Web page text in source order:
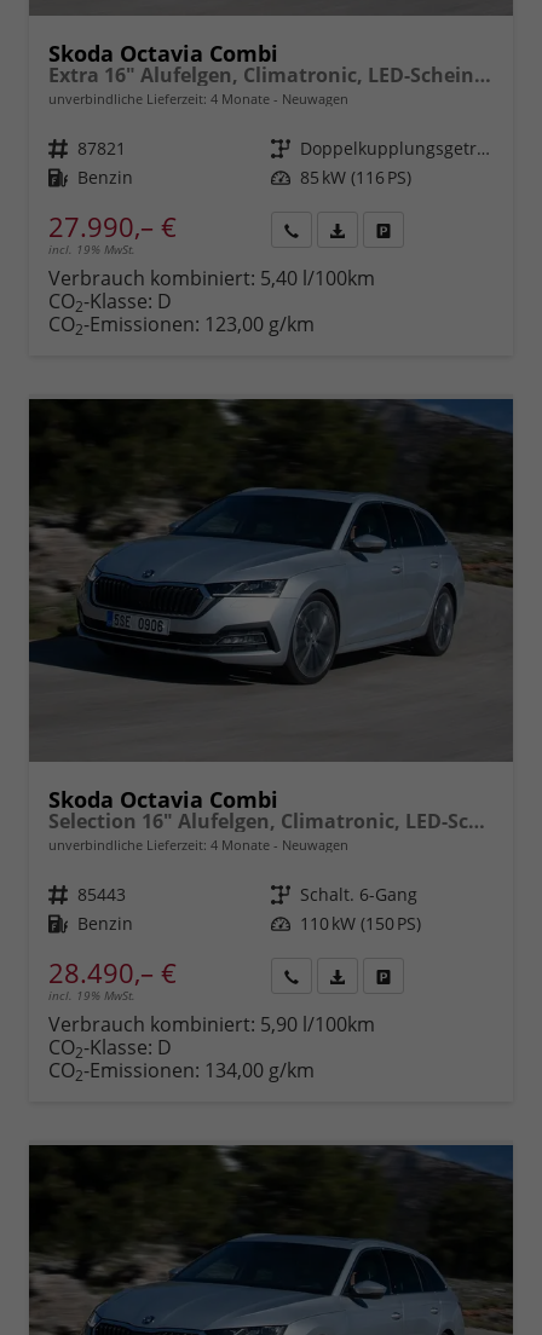
Skoda Octavia Combi
Extra 16" Alufelgen, Climatronic, LED-Scheinwerfer, Parksensoren hinten, Radio 10" + Wireless Smartlink, Tempomat, Multifunktions-Lederlenkrad, Dachreling uvm.
unverbindliche Lieferzeit: 4 Monate Neuwagen
Fahrzeugnr. 87821 Getriebe
Doppelkupplungsgetriebe (DSG)
Kraftstoff Benzin Leistung 85 kW (116 PS)
27.990,– €
incl. 19% MwSt.
anfordern
Datei,
Verbrauch kombiniert: 5,40 l/100km
CO2-Klasse: D
CO2-Emissionen: 123,00 g/km
Skoda Octavia Combi
Selection 16" Alufelgen, Climatronic, LED-Scheinwerfer, Parksensoren hinten, Radio 10" + Wireless Smartlink, Tempomat, Multifunktions-Lederlenkrad, Dachreling uvm.
unverbindliche Lieferzeit: 4 Monate Neuwagen
Fahrzeugnr. 85443 Getriebe Schalt. 6-Gang
Kraftstoff Benzin Leistung 110 kW (150 PS)
28.490,– €
incl. 19% MwSt.
anfordern
Datei,
Verbrauch kombiniert: 5,90 l/100km
CO2-Klasse: D
CO2-Emissionen: 134,00 g/km